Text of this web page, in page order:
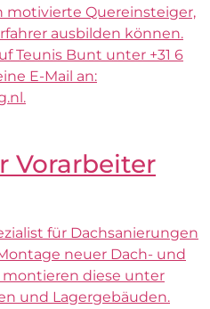
motivierte Quereinsteiger,
ausbilden können.
Teunis Bunt unter +31 6
E-Mail an:
Vorarbeiter
für Dachsanierungen
neuer Dach- und
diese unter
und Lagergebäuden.